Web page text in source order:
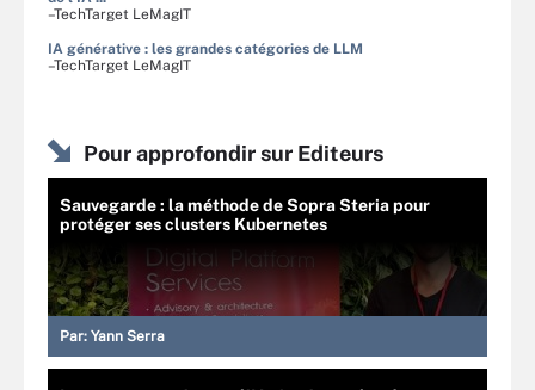
–TechTarget LeMagIT
IA générative : les grandes catégories de LLM
–TechTarget LeMagIT
Pour approfondir sur Editeurs
Sauvegarde : la méthode de Sopra Steria pour
protéger ses clusters Kubernetes
Par: Yann Serra